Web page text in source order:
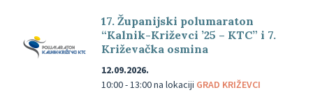
17. Županijski polumaraton
“Kalnik-Križevci ’25 – KTC” i 7.
Križevačka osmina
12.09.2026.
10:00 - 13:00na lokaciji GRAD KRIŽEVCI